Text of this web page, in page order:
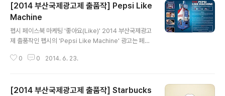
[2014 부산국제광고제 출품작] Pepsi Like
Machine
펩시 페이스북 마케팅 '좋아요(Like)' 2014 부산국제광고
제 출품작인 펩시의 'Pepsi Like Machine' 광고는 페이
펩시는 2013년 자신의 스마트폰으로 펩시의 페이스북 페
achine'은 사람들의 호기심을 자극하기에 충분했습니다.
0 0 2014. 6. 23.
[2014 부산국제광고제 출품작] Starbucks